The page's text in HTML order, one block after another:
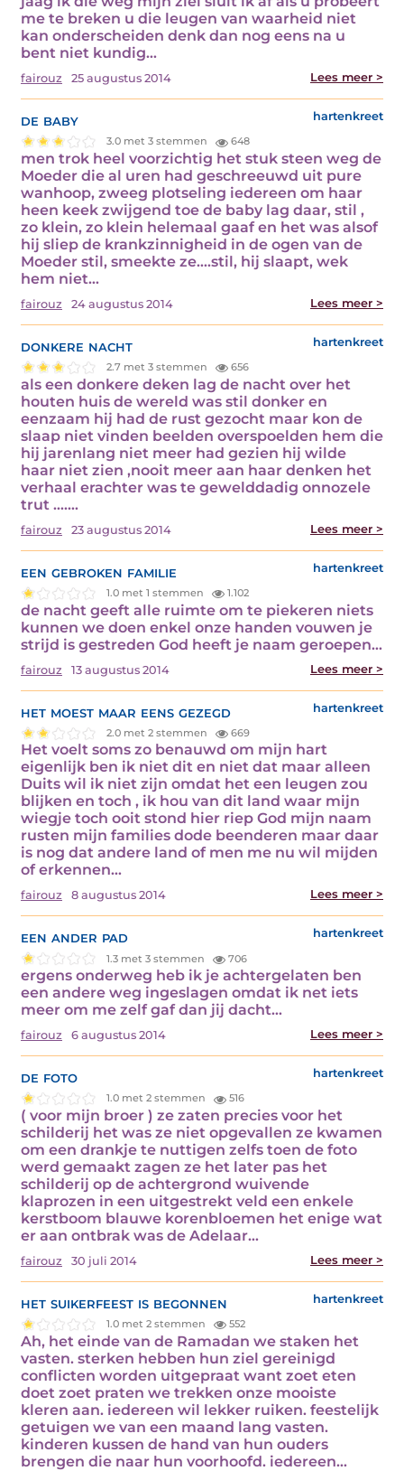
me te breken u die leugen van waarheid niet
kan onderscheiden denk dan nog eens na u
bent niet kundig…
fairouz 25 augustus 2014 Lees meer >
de baby hartenkreet
3.0 met 3 stemmen 648
men trok heel voorzichtig het stuk steen weg de
Moeder die al uren had geschreeuwd uit pure
wanhoop, zweeg plotseling iedereen om haar
heen keek zwijgend toe de baby lag daar, stil ,
zo klein, zo klein helemaal gaaf en het was alsof
hij sliep de krankzinnigheid in de ogen van de
Moeder stil, smeekte ze….stil, hij slaapt, wek
hem niet…
fairouz 24 augustus 2014 Lees meer >
donkere nacht hartenkreet
2.7 met 3 stemmen 656
als een donkere deken lag de nacht over het
houten huis de wereld was stil donker en
eenzaam hij had de rust gezocht maar kon de
slaap niet vinden beelden overspoelden hem die
hij jarenlang niet meer had gezien hij wilde
haar niet zien ,nooit meer aan haar denken het
verhaal erachter was te gewelddadig onnozele
trut ….…
fairouz 23 augustus 2014 Lees meer >
een gebroken familie hartenkreet
1.0 met 1 stemmen 1.102
de nacht geeft alle ruimte om te piekeren niets
kunnen we doen enkel onze handen vouwen je
strijd is gestreden God heeft je naam geroepen…
fairouz 13 augustus 2014 Lees meer >
het moest maar eens gezegd hartenkreet
2.0 met 2 stemmen 669
Het voelt soms zo benauwd om mijn hart
eigenlijk ben ik niet dit en niet dat maar alleen
Duits wil ik niet zijn omdat het een leugen zou
blijken en toch , ik hou van dit land waar mijn
wiegje toch ooit stond hier riep God mijn naam
rusten mijn families dode beenderen maar daar
is nog dat andere land of men me nu wil mijden
of erkennen…
fairouz 8 augustus 2014 Lees meer >
een ander pad hartenkreet
1.3 met 3 stemmen 706
ergens onderweg heb ik je achtergelaten ben
een andere weg ingeslagen omdat ik net iets
meer om me zelf gaf dan jij dacht…
fairouz 6 augustus 2014 Lees meer >
de foto hartenkreet
1.0 met 2 stemmen 516
( voor mijn broer ) ze zaten precies voor het
schilderij het was ze niet opgevallen ze kwamen
om een drankje te nuttigen zelfs toen de foto
werd gemaakt zagen ze het later pas het
schilderij op de achtergrond wuivende
klaprozen in een uitgestrekt veld een enkele
kerstboom blauwe korenbloemen het enige wat
er aan ontbrak was de Adelaar…
fairouz 30 juli 2014 Lees meer >
het suikerfeest is begonnen hartenkreet
1.0 met 2 stemmen 552
Ah, het einde van de Ramadan we staken het
vasten. sterken hebben hun ziel gereinigd
conflicten worden uitgepraat want zoet eten
doet zoet praten we trekken onze mooiste
kleren aan. iedereen wil lekker ruiken. feestelijk
getuigen we van een maand lang vasten.
kinderen kussen de hand van hun ouders
brengen die naar hun voorhoofd. iedereen…